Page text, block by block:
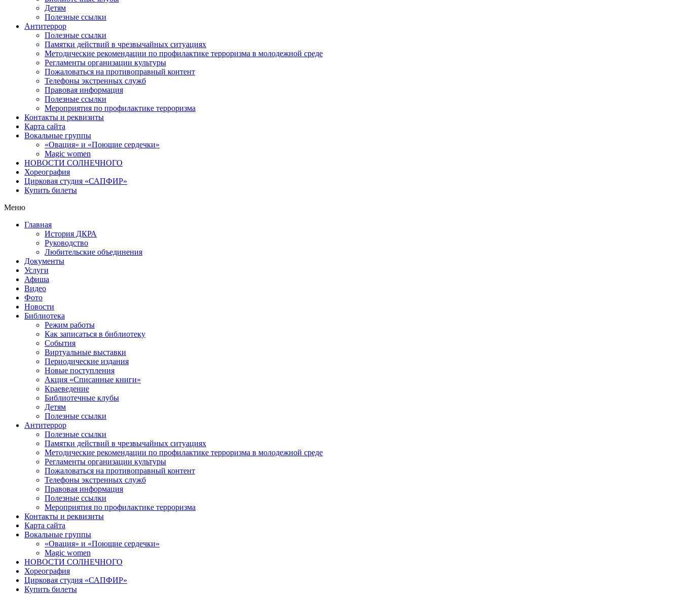
Детям
Полезные ссылки
Антитеррор
Полезные ссылки
Памятки действий в чрезвычайных ситуациях
Методические рекомендации по профилактике терроризма в молодежной среде
Регламенты организации культуры
Пожаловаться на противоправный контент
Телефоны экстренных служб
Правовая информация
Полезные ссылки
Мероприятия по профилактике терроризма
Контакты и реквизиты
Карта сайта
Вокальные группы
«Овация» и «Поющие сердечки»
Magic women
НОВОСТИ СОЛНЕЧНОГО
Хореография
Цирковая студия «САПФИР»
Купить билеты
Меню
Главная
История ДКРА
Руководство
Любительские объединения
Документы
Услуги
Афиша
Видео
Фото
Новости
Библиотека
Режим работы
Как записаться в библиотеку
События
Виртуальные выставки
Периодические издания
Новые поступления
Акция «Списанные книги»
Краеведение
Библиотечные клубы
Детям
Полезные ссылки
Антитеррор
Полезные ссылки
Памятки действий в чрезвычайных ситуациях
Методические рекомендации по профилактике терроризма в молодежной среде
Регламенты организации культуры
Пожаловаться на противоправный контент
Телефоны экстренных служб
Правовая информация
Полезные ссылки
Мероприятия по профилактике терроризма
Контакты и реквизиты
Карта сайта
Вокальные группы
«Овация» и «Поющие сердечки»
Magic women
НОВОСТИ СОЛНЕЧНОГО
Хореография
Цирковая студия «САПФИР»
Купить билеты